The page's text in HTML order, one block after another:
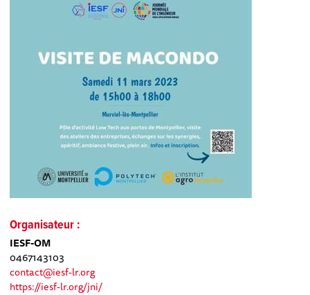
Organisateur :
IESF-OM
0467143103
contact@iesf-lr.org
https://iesf-lr.org/jni/